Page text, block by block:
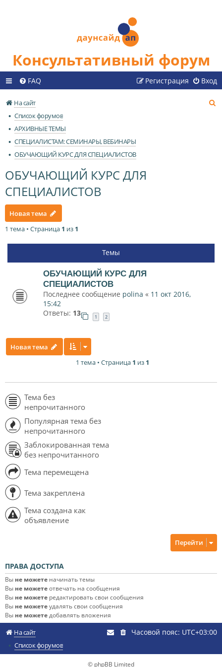
Консультативный форум
FAQ Вход
Регистрация
На сайт
Список форумов
АРХИВНЫЕ ТЕМЫ
СПЕЦИАЛИСТАМ: СЕМИНАРЫ, ВЕБИНАРЫ
ОБУЧАЮЩИЙ КУРС ДЛЯ СПЕЦИАЛИСТОВ
ОБУЧАЮЩИЙ КУРС ДЛЯ
СПЕЦИАЛИСТОВ
Новая тема
1 тема • Страница 1 из 1
Темы
ОБУЧАЮЩИЙ КУРС ДЛЯ
СПЕЦИАЛИСТОВ
Последнее сообщение polina « 11 окт 2016,
15:42
Ответы: 13 1 2
Новая тема
1 тема • Страница 1 из 1
Тема без
непрочитанного
Популярная тема без
непрочитанного
Заблокированная тема
без непрочитанного
Тема перемещена
Тема закреплена
Тема создана как
объявление
Перейти
ПРАВА ДОСТУПА
Вы не можете начинать темы
Вы не можетеотвечать на сообщения
Вы не можете редактировать свои сообщения
Вы не можетеудалять свои сообщения
Вы не можетедобавлять вложения
На сайт
Список форумов
Часовой пояс: UTC+03:00
© phpBB Limited